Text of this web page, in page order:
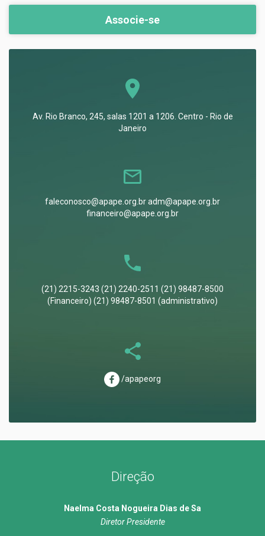
Associe-se
Av. Rio Branco, 245, salas 1201 a 1206. Centro - Rio de
Janeiro
faleconosco@apape.org.br adm@apape.org.br
financeiro@apape.org.br
(21) 2215-3243 (21) 2240-2511 (21) 98487-8500
(Financeiro) (21) 98487-8501 (administrativo)
/apapeorg
Direção
Naelma Costa Nogueira Dias de Sa
Diretor Presidente